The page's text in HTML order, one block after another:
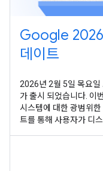
Google 2026
데이트
2026년 2월 5일 목요일
가 출시 되었습니다. 이
시스템에 대한 광범위
트를 통해 사용자가 디